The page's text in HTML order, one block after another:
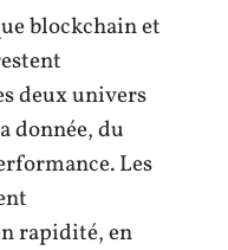
blockchain et
deux univers
donnée, du
Les
rapidité, en